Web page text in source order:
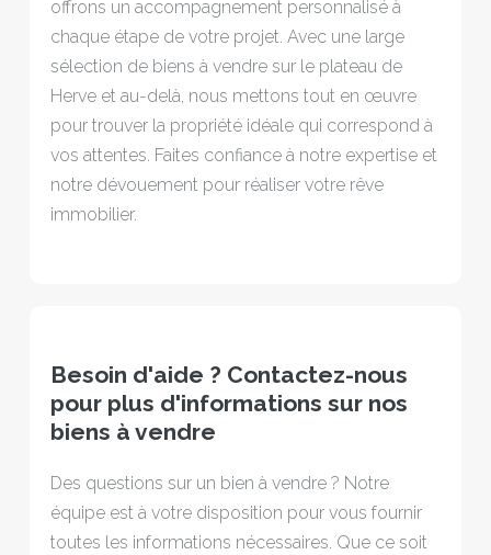
offrons un accompagnement personnalisé à
chaque étape de votre projet. Avec une large
sélection de biens à vendre sur le plateau de
Herve et au-delà, nous mettons tout en œuvre
pour trouver la propriété idéale qui correspond à
vos attentes. Faites confiance à notre expertise et
notre dévouement pour réaliser votre rêve
immobilier.
Besoin d'aide ? Contactez-nous
pour plus d'informations sur nos
biens à vendre
Des questions sur un bien à vendre ? Notre
équipe est à votre disposition pour vous fournir
toutes les informations nécessaires. Que ce soit